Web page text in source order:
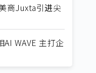
商Juxta引进尖
WAVE 主打企